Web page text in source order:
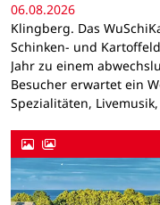
06.08.2026
Klingberg. Das
Schinken- und
Jahr zu einem
Besucher erwartet ein
Spezialitäten,